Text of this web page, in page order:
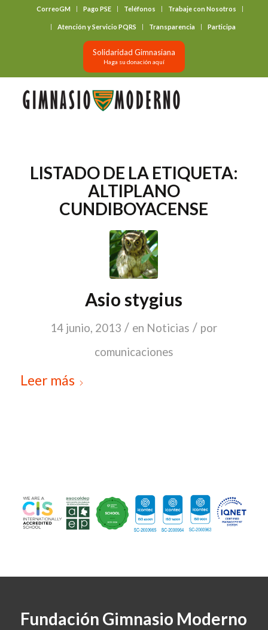
CorreoGM Pago PSE Teléfonos Trabaje con Nosotros
Atención y Servicio PQRS Transparencia Participa
Solidaridad Gimnasiana
Haga su donación aquí
LISTADO DE LA ETIQUETA:
ALTIPLANO
CUNDIBOYACENSE
Asio stygius
14 junio, 2013 / en Noticias / por
comunicaciones
Leer más
Fundación Gimnasio Moderno